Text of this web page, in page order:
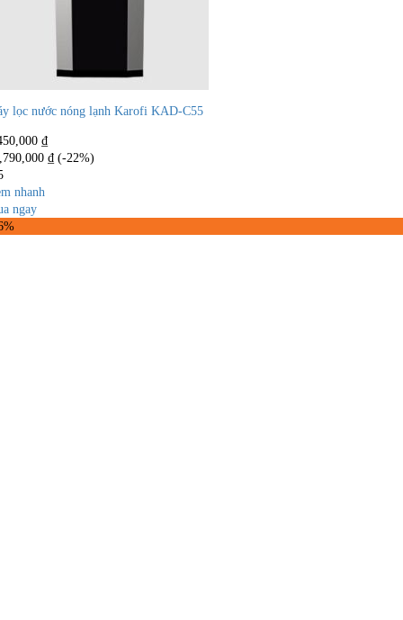
lọc nước nóng lạnh Karofi KAD-C55
₫
₫ (-22%)
nhanh
ngay